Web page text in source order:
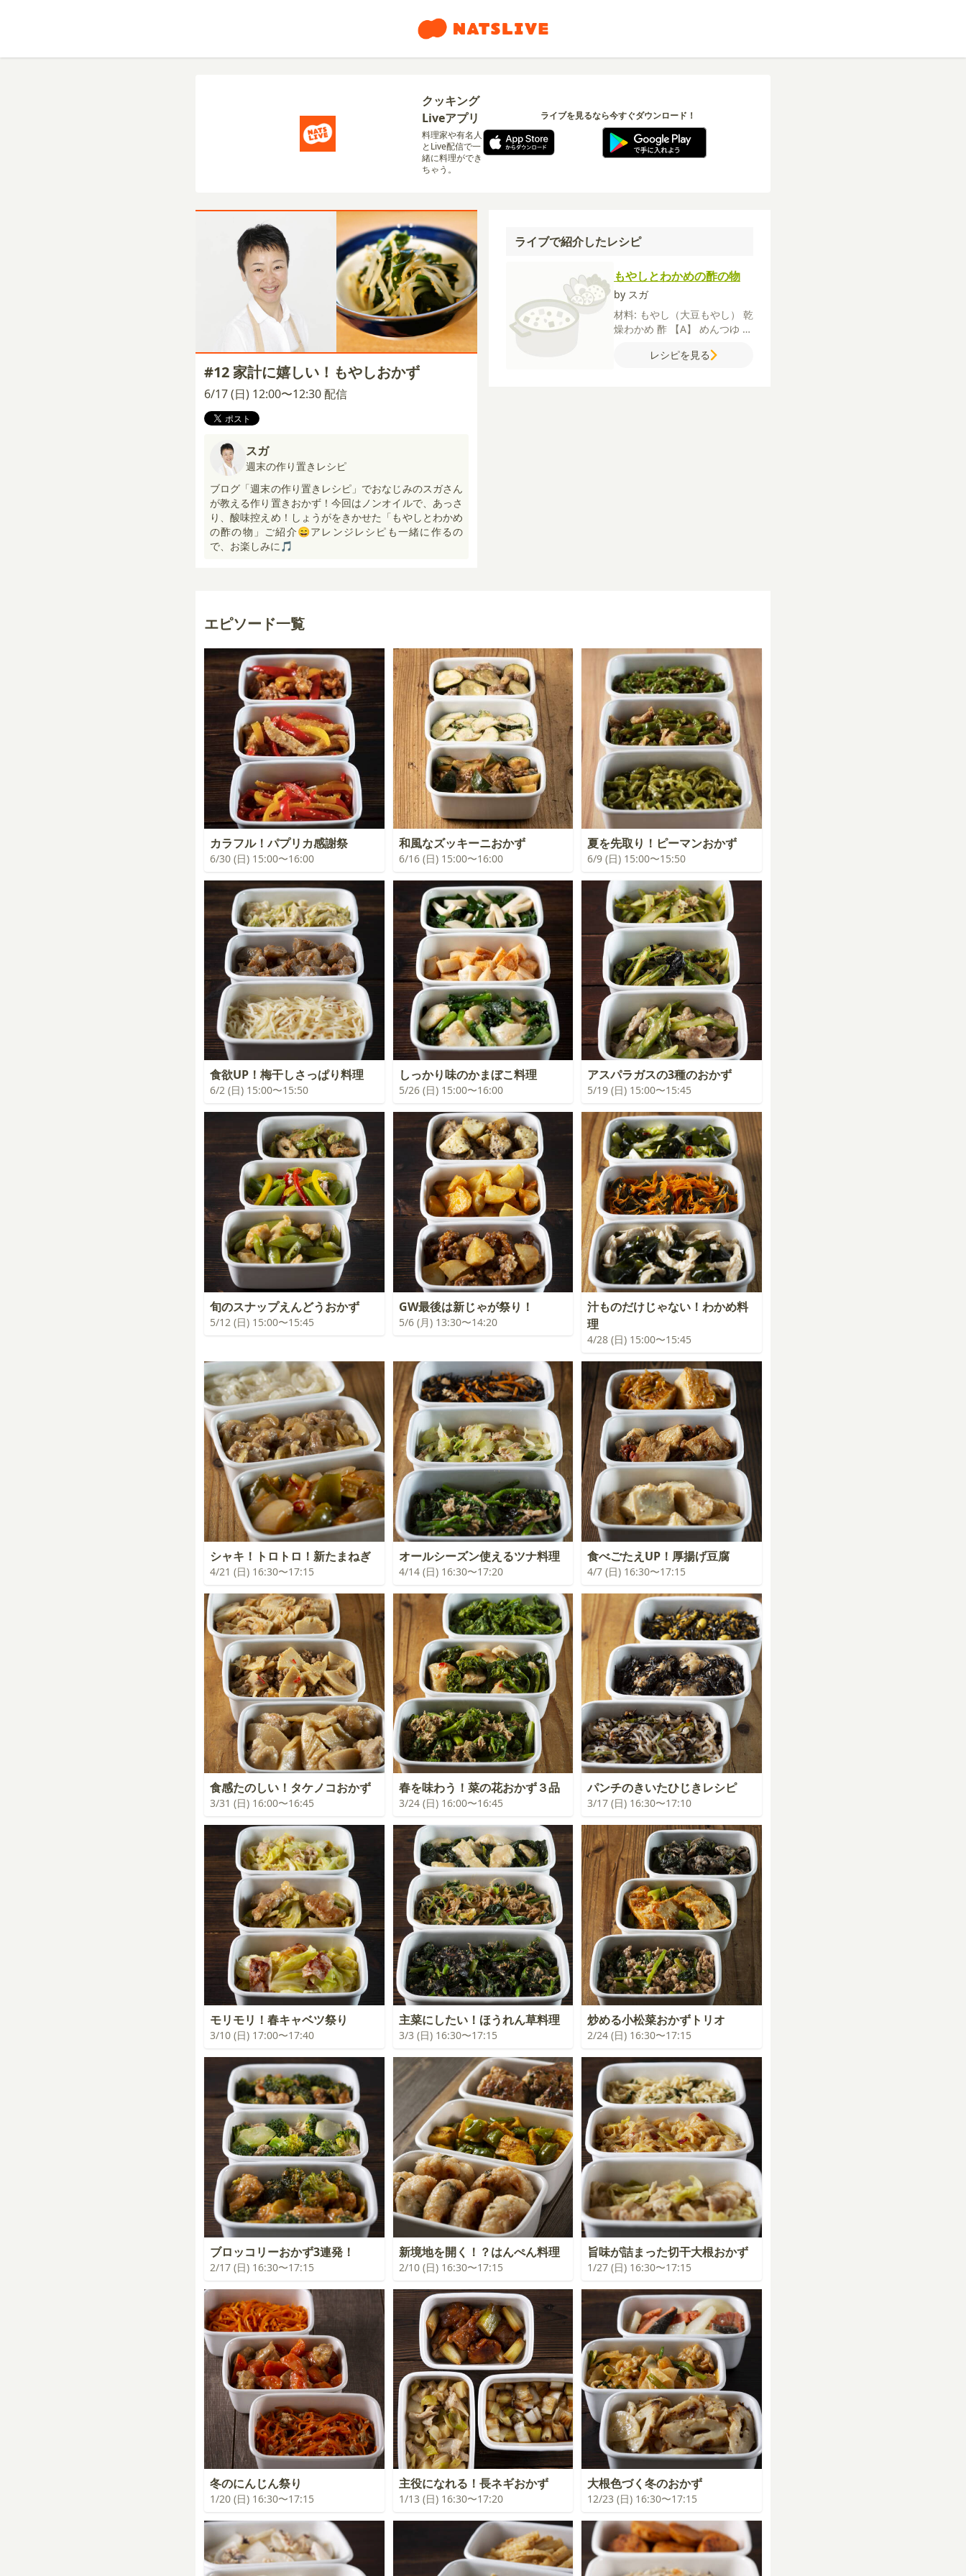
クッキング
Liveアプリ
料理家や有名人
とLive配信で一
緒に料理ができ
ちゃう。
ライブを見るなら今すぐダウンロード！
#12 家計に嬉しい！もやしおかず
6/17 (日) 12:00〜12:30 配信
スガ
週末の作り置きレシピ
ブログ「週末の作り置きレシピ」でおなじみのスガさん
が教える作り置きおかず！今回はノンオイルで、あっさ
り、酸味控えめ！しょうがをきかせた「もやしとわかめ
の酢の物」ご紹介😄アレンジレシピも一緒に作るの
で、お楽しみに🎵
ライブで紹介したレシピ
もやしとわかめの酢の物
by スガ
材料: もやし（大豆もやし） 乾
燥わかめ 酢 【A】 めんつゆ 酢
すりおろし（チューブの場
レシピを見る
エピソード一覧
カラフル！パプリカ感謝祭
6/30 (日) 15:00〜16:00
和風なズッキーニおかず
6/16 (日) 15:00〜16:00
夏を先取り！ピーマンおかず
6/9 (日) 15:00〜15:50
食欲UP！梅干しさっぱり料理
6/2 (日) 15:00〜15:50
しっかり味のかまぼこ料理
5/26 (日) 15:00〜16:00
アスパラガスの3種のおかず
5/19 (日) 15:00〜15:45
旬のスナップえんどうおかず
5/12 (日) 15:00〜15:45
GW最後は新じゃが祭り！
5/6 (月) 13:30〜14:20
汁ものだけじゃない！わかめ料
理
4/28 (日) 15:00〜15:45
シャキ！トロトロ！新たまねぎ
4/21 (日) 16:30〜17:15
オールシーズン使えるツナ料理
4/14 (日) 16:30〜17:20
食べごたえUP！厚揚げ豆腐
4/7 (日) 16:30〜17:15
食感たのしい！タケノコおかず
3/31 (日) 16:00〜16:45
春を味わう！菜の花おかず３品
3/24 (日) 16:00〜16:45
パンチのきいたひじきレシピ
3/17 (日) 16:30〜17:10
モリモリ！春キャベツ祭り
3/10 (日) 17:00〜17:40
主菜にしたい！ほうれん草料理
3/3 (日) 16:30〜17:15
炒める小松菜おかずトリオ
2/24 (日) 16:30〜17:15
ブロッコリーおかず3連発！
2/17 (日) 16:30〜17:15
新境地を開く！？はんぺん料理
2/10 (日) 16:30〜17:15
旨味が詰まった切干大根おかず
1/27 (日) 16:30〜17:15
冬のにんじん祭り
1/20 (日) 16:30〜17:15
主役になれる！長ネギおかず
1/13 (日) 16:30〜17:20
大根色づく冬のおかず
12/23 (日) 16:30〜17:15